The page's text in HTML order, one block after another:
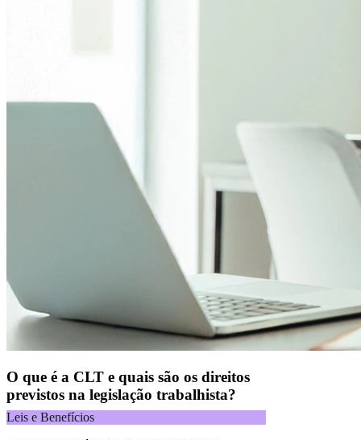
O que é a CLT e quais são os direitos
previstos na legislação trabalhista?
Leis e Benefícios